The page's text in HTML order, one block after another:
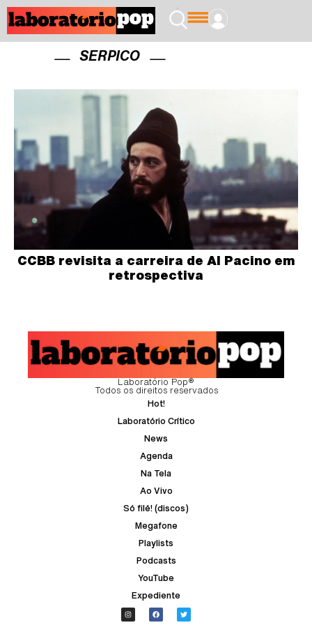
SERPICO
CCBB revisita a carreira de Al Pacino em
retrospectiva
Laboratório Pop®
Todos os direitos reservados
Hot!
Laboratório Crítico
News
Agenda
Na Tela
Ao Vivo
Só filé! (discos)
Megafone
Playlists
Podcasts
YouTube
Expediente